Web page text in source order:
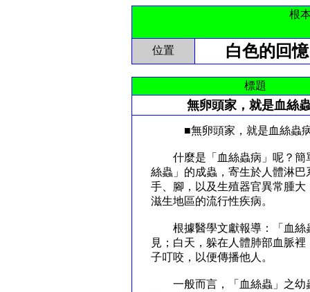
根
位置 白色的回憶
標題
無卵頭家，就是血絲
■無卵頭家，就是血絲蟲
什麼是「血絲蟲病」呢？簡
絲蟲」的成蟲，寄生於人體淋
手、腳，以及生殖器官異常腫
滋生地區的流行性疾病。
根據醫學文獻報導：「血絲
見；白天，躲在人體肺部血脈
子叮咬，以便傳播他人。
一般而言，「血絲蟲」之幼